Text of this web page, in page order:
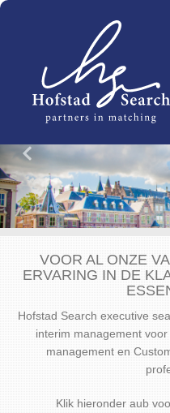
Overslaan
Vorige
VOOR AL ONZE
ERVARING IN DE
Hofstad Search executive
interim management
management en
Klik hieronder aub